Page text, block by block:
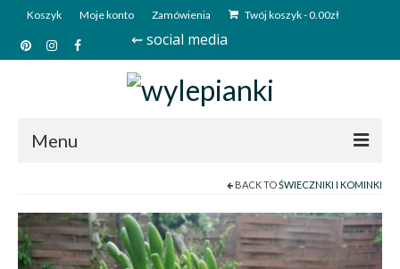
Koszyk Moje konto Zamówienia Twój koszyk-0.00zł
⇜ social media
Menu
Sklep
Kim jesteśmy?
BACK TOŚWIECZNIKI I KOMINKI